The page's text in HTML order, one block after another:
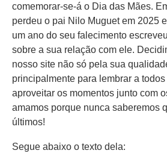
comemorar-se-á o Dia das Mães.
perdeu o pai Nilo Muguet em 2025
um ano do seu falecimento
sobre a sua relação com ele.
nosso site não só pela sua
principalmente para lembrar a
aproveitar os momentos junto com
amamos porque nunca saberemos
últimos!
Segue abaixo o texto dela: